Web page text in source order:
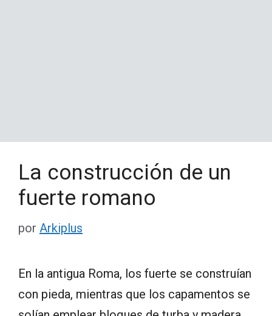
La construcción de un
fuerte romano
por Arkiplus
En la antigua Roma, los fuerte se construían
con pieda, mientras que los capamentos se